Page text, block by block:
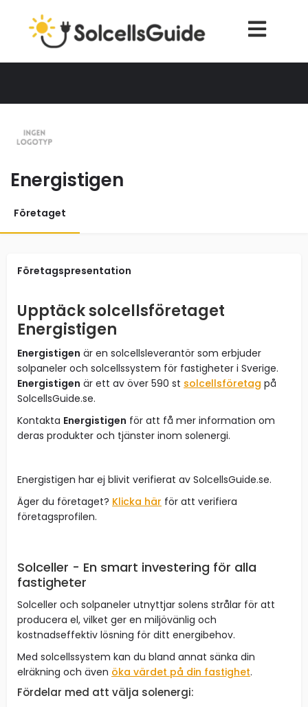
Energistigen
Företaget
Företagspresentation
Upptäck solcellsföretaget
Energistigen
Energistigen är en solcellsleverantör som erbjuder
solpaneler och solcellssystem för fastigheter i Sverige.
Energistigen är ett av över 590 st solcellsföretag på
SolcellsGuide.se.
Kontakta Energistigen för att få mer information om
deras produkter och tjänster inom solenergi.
Energistigen har ej blivit verifierat av SolcellsGuide.se.
Äger du företaget? Klicka här för att verifiera
företagsprofilen.
Solceller - En smart investering för alla
fastigheter
Solceller och solpaneler utnyttjar solens strålar för att
producera el, vilket ger en miljövänlig och
kostnadseffektiv lösning för ditt energibehov.
Med solcellssystem kan du bland annat sänka din
elräkning och även öka värdet på din fastighet.
Fördelar med att välja solenergi: